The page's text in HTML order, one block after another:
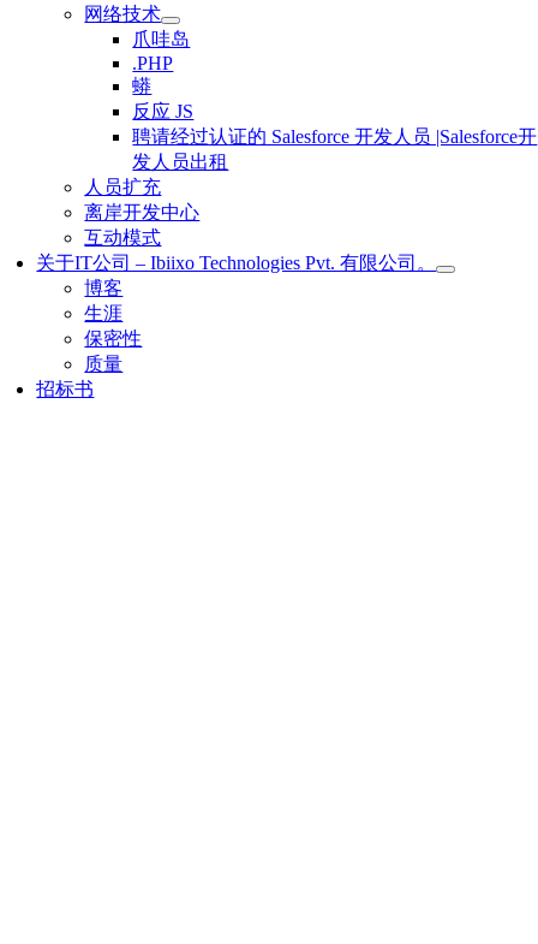
网络技术
爪哇岛
.PHP
蟒
反应 JS
聘请经过认证的 Salesforce 开发人员 |Salesforce开
发人员出租
人员扩充
离岸开发中心
互动模式
关于IT公司 – Ibiixo Technologies Pvt. 有限公司。
博客
生涯
保密性
质量
招标书